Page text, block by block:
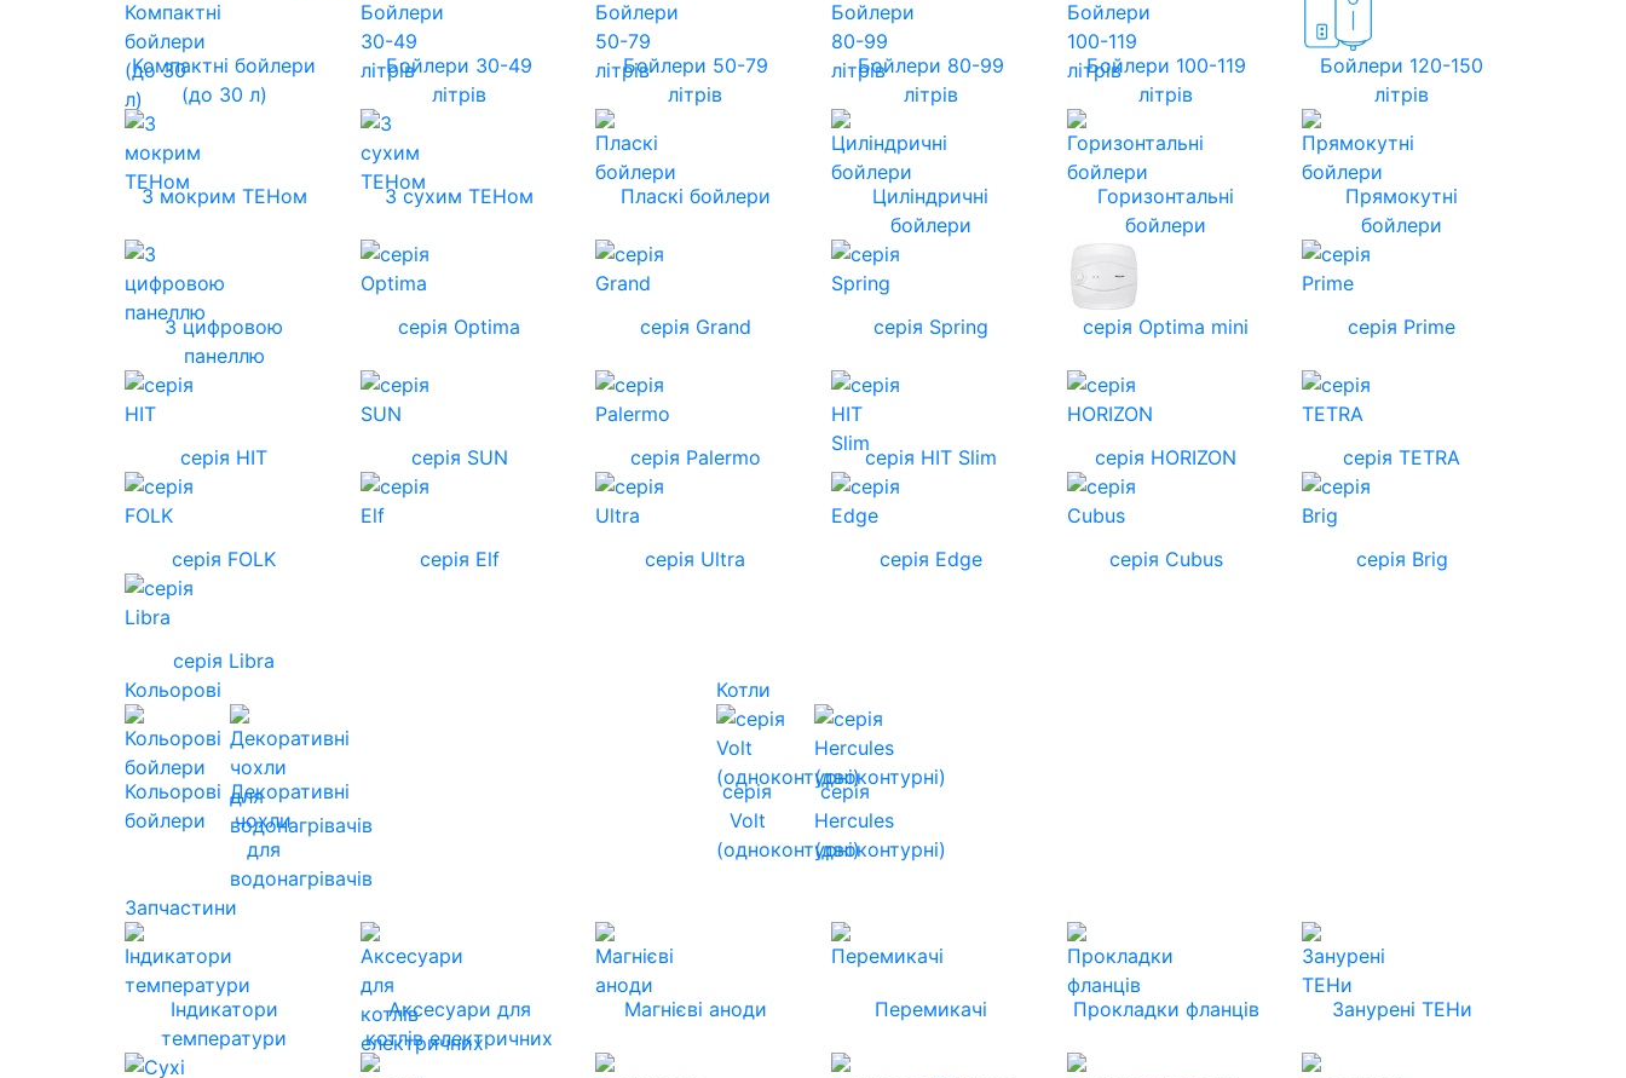
Компактні бойлери
(до 30 л)
Бойлери 30-49
літрів
Бойлери 50-79
літрів
Бойлери 80-99
літрів
Бойлери 100-119
літрів
Бойлери 120-150
літрів
З мокрим ТЕНом З сухим ТЕНом Пласкі бойлери
Циліндричні
бойлери
Горизонтальні
бойлери
Прямокутні
бойлери
З цифровою
панеллю
серія Optima серія Grand серія Spring серія Optima mini серія Prime
серія HIT серія SUN серія Palermo серія HIT Slim cерія HORIZON серія TETRA
серія FOLK серія Elf серія Ultra серія Edge серія Cubus серія Brig
серія Libra
Кольорові
Кольорові
бойлери
Декоративні
чохли
для
водонагрівачів
Котли
серія
Volt
(одноконтурні)
серія
Hercules
(двоконтурні)
Запчастини
Індикатори
температури
Аксесуари для
котлів електричних
Магнієві аноди Перемикачі Прокладки фланців Занурені ТЕНи